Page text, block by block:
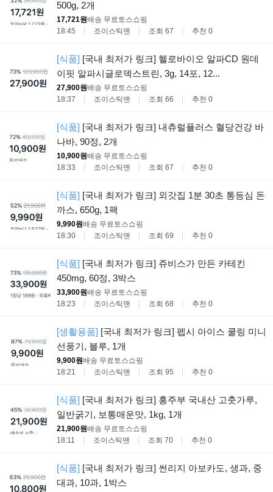
500g, 2개
17,721원배송 무료토스쇼핑
18:45
조이스틱맨 조회 67 추천 0
[식품] [국내 최저가 링크] 헬로바이오 알파CD 원데
이핏 알파시글로덱스트린, 3g, 14포, 12...
27,900원배송 무료토스쇼핑
18:37
조이스틱맨 조회 66 추천 0
[식품] [국내 최저가 링크] 내츄럴플러스 혈당건강 바
나바, 90정, 2개
10,900원배송 무료토스쇼핑
18:33
조이스틱맨 조회 67 추천 0
[식품] [국내 최저가 링크] 외갓집 1분 30초 통등심 돈
까스, 650g, 1팩
9,990원배송 무료토스쇼핑
18:30
조이스틱맨 조회 69 추천 0
[식품] [국내 최저가 링크] 쥬비스가 만든 카테킨
450mg, 60정, 3박스
33,900원배송 무료토스쇼핑
18:23
조이스틱맨 조회 68 추천 0
[생활용품] [국내 최저가 링크] 펩시 아이스 쿨링 미니
선풍기, 블루, 1개
9,900원배송 무료토스쇼핑
18:21
조이스틱맨 조회 95 추천 0
[식품] [국내 최저가 링크] 홍주부 국내산 고춧가루,
일반굵기, 보통매운맛, 1kg, 1개
21,900원배송 무료토스쇼핑
18:11
조이스틱맨 조회 70 추천 0
[식품] [국내 최저가 링크] 썬리지 아보카도, 생과, 중
대과, 10과, 1박스